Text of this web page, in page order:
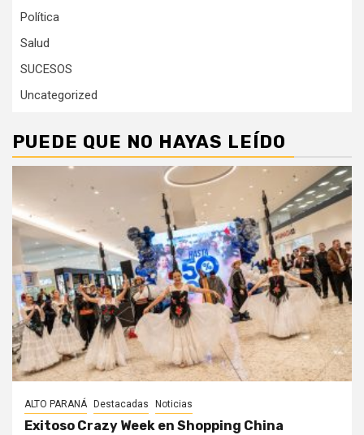
Política
Salud
SUCESOS
Uncategorized
PUEDE QUE NO HAYAS LEÍDO
ALTO PARANÁ Destacadas Noticias
Exitoso Crazy Week en Shopping China